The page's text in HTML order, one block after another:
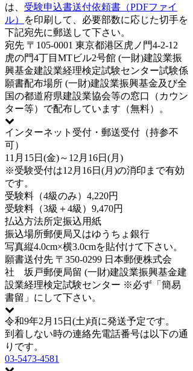
は、 受験申込書送付依頼書（PDFファイ
ル）
を印刷して、必要部数に応じた切手を
下記宛先に郵送して下さい。
宛先 〒105-0001 東京都港区虎ノ門4-2-12
虎の門4丁目MTビル2号館 (一財)建設業振
興基金建設業経理検定試験センター試験係
願書配布場所 (一財)建設業振興基金及び全
国の都道府県建設業協会等の窓口（カウン
ター等）で配布しています（無料）。
インターネット受付・郵送受付（持参不
可）
11月15日(金)～12月16日(月)
※受験受付は12月16日(月)の消印まで有効
です。
受験料（4級のみ） 4,220円
受験料（3級＋4級） 9,470円
払込方法所定振込用紙
振込場所郵便局又はゆうちょ銀行
写真縦4.0cm×横3.0cmを貼付けて下さい。
願書送付先 〒350-0299 日本郵便株式会
社 坂戸郵便局留 (一財)建設業振興基金建
設業経理検定試験センター ※必ず「簡易
書留」にして下さい。
令和9年2月15日(土)頃に発送予定です。
到着しない時の連絡先電話番号は以下の通
りです。
03-5473-4581